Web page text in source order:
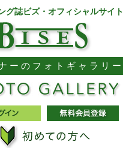
グ誌ビズ・オフィシャルサイト
ーのフォトギャラリー